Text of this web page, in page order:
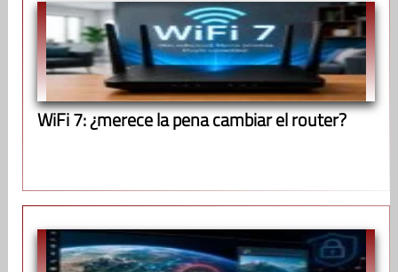
WiFi 7: ¿merece la pena cambiar el router?